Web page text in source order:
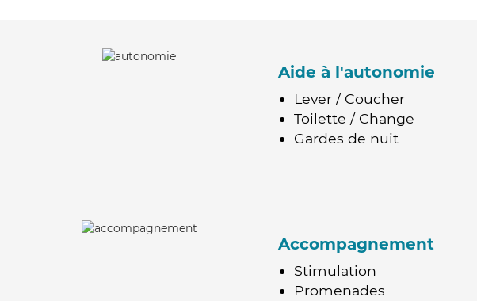
Aide à l'autonomie
Lever / Coucher
Toilette / Change
Gardes de nuit
Accompagnement
Stimulation
Promenades